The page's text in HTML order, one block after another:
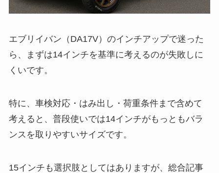
エブリイバン（DA17V）のインチアップで迷った
ら、まずは14インチを基準に考えるのが失敗しに
くいです。
特に、車検対応・はみ出し・荷重条件まで含めて
考えると、普段使いでは14インチがもっともバラ
ンスを取りやすいサイズです。
15インチも選択肢としてはありますが、総合記事